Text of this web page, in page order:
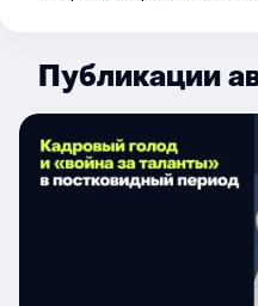
Публикации